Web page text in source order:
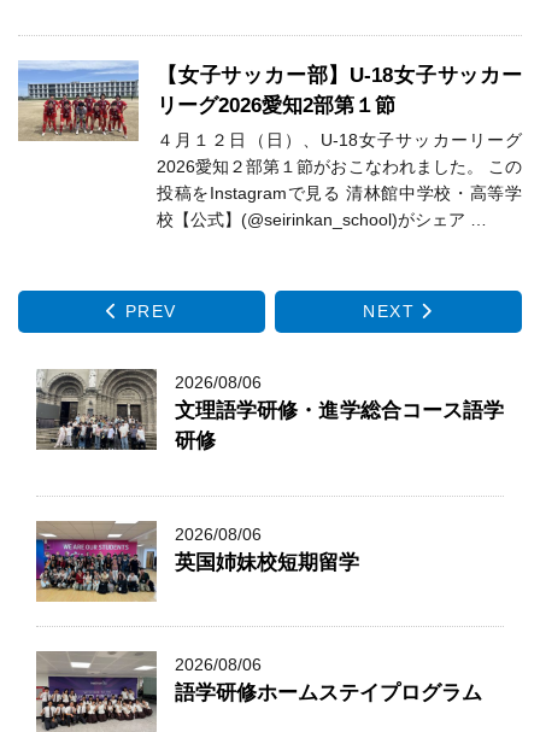
【女子サッカー部】U-18女子サッカー
リーグ2026愛知2部第１節
４月１２日（日）、U-18女子サッカーリーグ
2026愛知２部第１節がおこなわれました。 この
投稿をInstagramで見る 清林館中学校・高等学
校【公式】(@seirinkan_school)がシェア …
PREV NEXT
2026/08/06
文理語学研修・進学総合コース語学
研修
2026/08/06
英国姉妹校短期留学
2026/08/06
語学研修ホームステイプログラム